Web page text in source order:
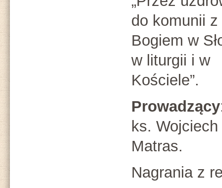
do komunii z
Bogiem w
w liturgii i w
Kościele”.
Prowadzący
ks.
Matras.
Nagrania z